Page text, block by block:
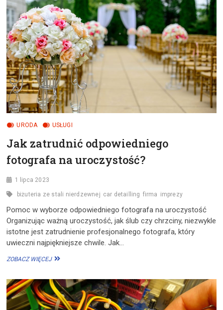
URODA USŁUGI
Jak zatrudnić odpowiedniego
fotografa na uroczystość?
1 lipca 2023
biżuteria ze stali nierdzewnej car detailling firma imprezy
Pomoc w wyborze odpowiedniego fotografa na uroczystość
Organizując ważną uroczystość, jak ślub czy chrzciny, niezwykle
istotne jest zatrudnienie profesjonalnego fotografa, który
uwieczni najpiękniejsze chwile. Jak…
ZOBACZ WIĘCEJJAK
FOTOGRAFA
NA
UROCZYSTOŚĆ?